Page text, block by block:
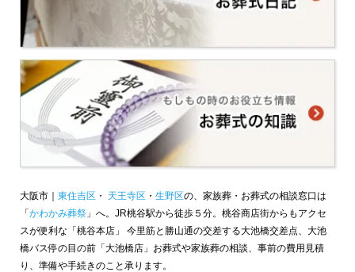
大阪市｜ 東住吉区 ・ 天王寺区 ・ 生野区の、家族葬・お葬式の相談窓口は
「かわかみ葬祭 」へ。JR桃谷駅から徒歩５分。桃谷商店街からもアクセ
スが便利な「桃谷本店」 今里筋と勝山通の交差する大池橋交差点、大池
橋バス停の目の前「大池橋店」お葬式や家族葬の相談、事前の費用見積
り、準備や手続きのこと承ります。